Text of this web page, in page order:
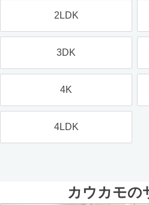
2LDK
3DK
4K
4LDK
カウカモの